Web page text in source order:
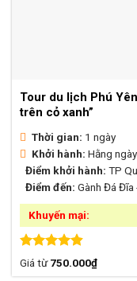
Tour du lịch Phú
trên cỏ xanh”
Thời gian: 1 ngày
Khởi hành: Hằng ngày
Điểm khởi hành: TP
Điểm đến: Gành Đá Đĩa
Khuyến mại:
Được xếp
Giá từ750.000₫